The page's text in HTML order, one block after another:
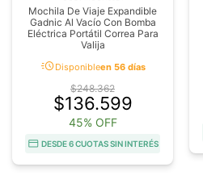
Mochila De Viaje Expandible
Gadnic Al Vacío Con Bomba
Eléctrica Portátil Correa Para
Valija
acuteDisponibleen 56 días
$248.362
$136.599
45% OFF
DESDE 6 CUOTAS SIN INTERÉS